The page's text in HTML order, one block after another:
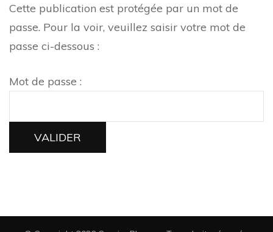
Cette publication est protégée par un mot de
passe. Pour la voir, veuillez saisir votre mot de
passe ci-dessous :
Mot de passe :